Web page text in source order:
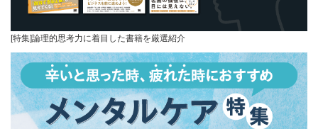
[特集]論理的思考力に着目した書籍を厳選紹介